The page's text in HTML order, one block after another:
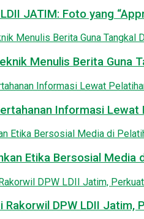
JATIM: Foto yang
Menulis Berita Guna
Informasi
Etika Bersosial Media
Rakorwil DPW LDII